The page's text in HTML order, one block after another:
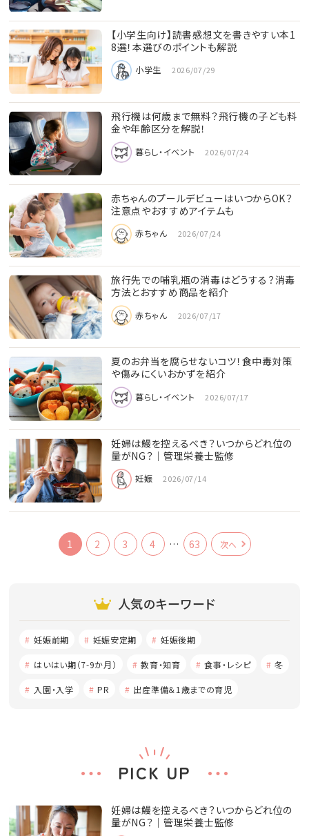
【小学生向け】読書感想文を書きやすい本1
8選！本選びのポイントも解説
小学生 2026/07/29
飛行機は何歳まで無料？飛行機の子ども料
金や年齢区分を解説！
暮らし・イベント 2026/07/24
赤ちゃんのプールデビューはいつからOK？
注意点やおすすめアイテムも
赤ちゃん 2026/07/24
旅行先での哺乳瓶の消毒はどうする？消毒
方法とおすすめ商品を紹介
赤ちゃん 2026/07/17
夏のお弁当を腐らせないコツ！食中毒対策
や傷みにくいおかずを紹介
暮らし・イベント 2026/07/17
妊婦は鰻を控えるべき？いつからどれ位の
量がNG？│管理栄養士監修
妊娠 2026/07/14
1 2 3 4 … 63 次へ
人気のキーワード
妊娠前期 妊娠安定期 妊娠後期
はいはい期（7-9か月） 教育・知育 食事・レシピ 冬
入園・入学 PR 出産準備＆1歳までの育児
PICK UP
妊婦は鰻を控えるべき？いつからどれ位の
量がNG？│管理栄養士監修